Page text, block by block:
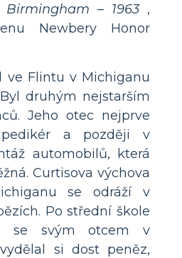
– 1963,
Newbery Honor
ve Flintu v Michiganu
Byl druhým nejstarším
Jeho otec nejprve
a později v
automobilů, která
Curtisova výchova
se odráží v
Po střední škole
se svým otcem v
si dost peněz,